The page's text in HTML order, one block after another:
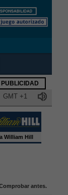
PUBLICIDAD
GMT +1
William Hill
antes.